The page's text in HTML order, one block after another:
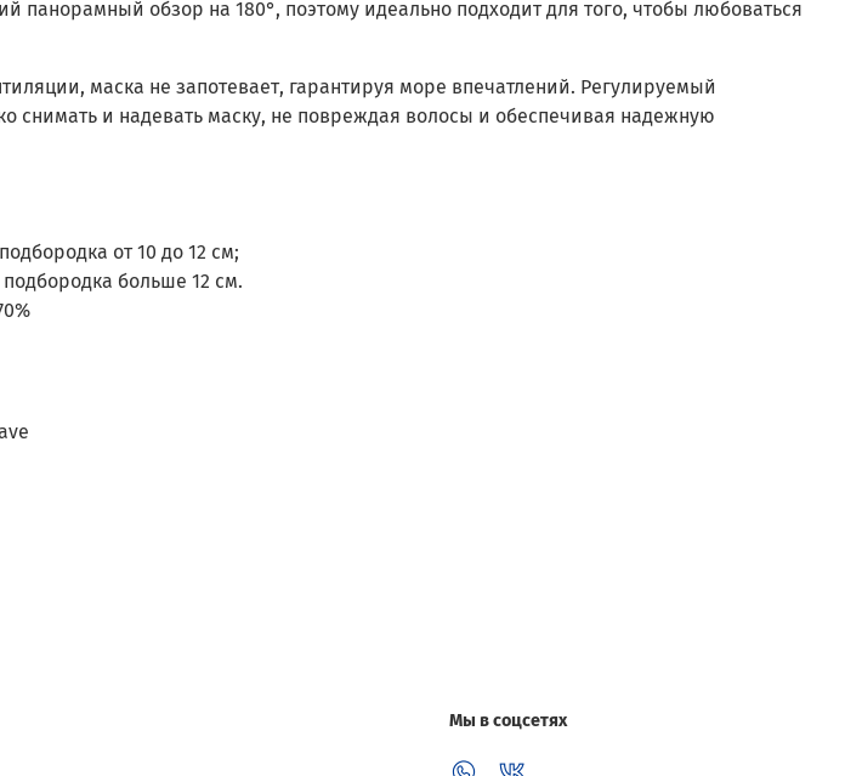
панорамный обзор на 180°, поэтому идеально подходит для того, чтобы любоваться
маска не запотевает, гарантируя море впечатлений. Регулируемый
снимать и надевать маску, не повреждая волосы и обеспечивая надежную
от 10 до 12 см;
больше 12 см.
Мы в соцсетях